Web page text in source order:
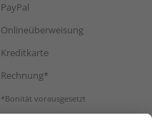
PayPal
Onlineüberweisung
Kreditkarte
Rechnung*
*Bonität vorausgesetzt